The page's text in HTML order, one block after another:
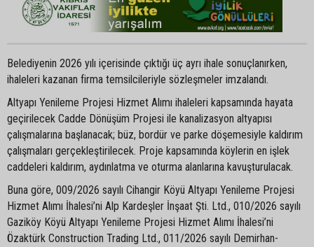
Belediyenin 2026 yılı içerisinde çıktığı üç ayrı ihale sonuçlanırken,
ihaleleri kazanan firma temsilcileriyle sözleşmeler imzalandı.
Altyapı Yenileme Projesi Hizmet Alımı ihaleleri kapsamında hayata
geçirilecek Cadde Dönüşüm Projesi ile kanalizasyon altyapısı
çalışmalarına başlanacak; büz, bordür ve parke döşemesiyle kaldırım
çalışmaları gerçekleştirilecek. Proje kapsamında köylerin en işlek
caddeleri kaldırım, aydınlatma ve oturma alanlarına kavuşturulacak.
Buna göre, 009/2026 sayılı Cihangir Köyü Altyapı Yenileme Projesi
Hizmet Alımı İhalesi’ni Alp Kardeşler İnşaat Şti. Ltd., 010/2026 sayılı
Gaziköy Köyü Altyapı Yenileme Projesi Hizmet Alımı İhalesi’ni
Özaktürk Construction Trading Ltd., 011/2026 sayılı Demirhan-